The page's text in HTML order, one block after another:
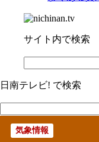
サイト内で検索
日南テレビ! で検索
気象情報